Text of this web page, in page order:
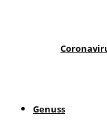
Genuss